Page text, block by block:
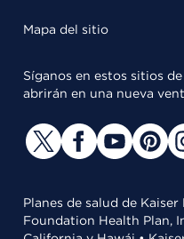
Mapa del sitio
Síganos en estos sitios
abrirán en una nueva
Planes de salud de
Foundation Health Plan,